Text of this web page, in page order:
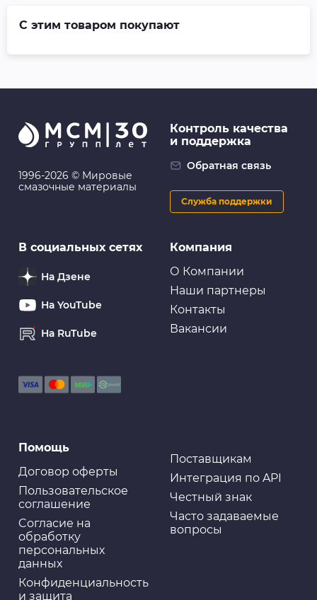
С этим товаром покупают
1996-2026 © Мировые
смазочные материалы
Компания
О Компании
Наши партнеры
Контакты
Вакансии
Помощь
Договор оферты
Пользовательское
соглашение
Cогласие на
обработку
персональных
данных
Конфиденциальность
и защита
Поставщикам
Интеграция по API
Честный знак
Часто задаваемые
вопросы
Контроль качества
и поддержка
Обратная связь
Служба поддержки
В социальных сетях
На Дзене
На YouTube
На RuTube